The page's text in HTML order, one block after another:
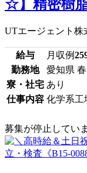
☆】精密樹
UTエージェント株
給与 月収例
勤務地
愛知県
寮・社宅 あり
仕事内容 化学系工
募集が停止してい